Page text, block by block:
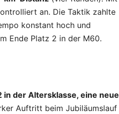
an. Die Taktik zahlte
konstant hoch und
Ende Platz 2 in der M60.
in der Altersklasse, eine neue
Auftritt beim Jubiläumslauf